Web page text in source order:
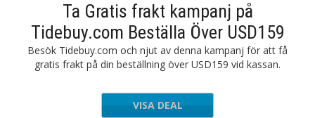
Ta Gratis frakt kampanj på
Tidebuy.com Beställa Över USD159
Besök Tidebuy.com och njut av denna kampanj för att få
gratis frakt på din beställning över USD159 vid kassan.
VISA DEAL